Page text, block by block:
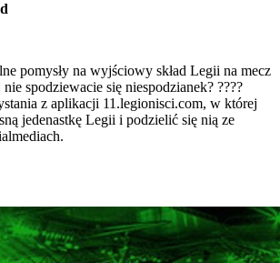
pomysły na wyjściowy skład Legii na mecz
spodziewacie się niespodzianek? ????
z aplikacji 11.legionisci.com, w której
jedenastkę Legii i podzielić się nią ze